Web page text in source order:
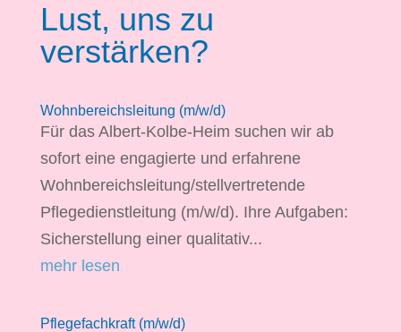
Lust, uns zu
verstärken?
Wohnbereichsleitung (m/w/d)
Für das Albert-Kolbe-Heim suchen wir ab
sofort eine engagierte und erfahrene
Wohnbereichsleitung/stellvertretende
Pflegedienstleitung (m/w/d). Ihre Aufgaben:
Sicherstellung einer qualitativ...
mehr lesen
Pflegefachkraft (m/w/d)